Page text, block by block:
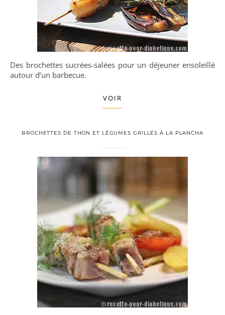
Des brochettes sucrées-salées pour un déjeuner ensoleillé
autour d’un barbecue.
VOIR
BROCHETTES DE THON ET LÉGUMES GRILLÉS À LA PLANCHA